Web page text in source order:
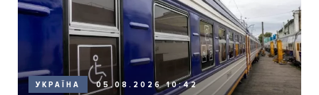
УКРАЇНА 05.08.2026 10:42